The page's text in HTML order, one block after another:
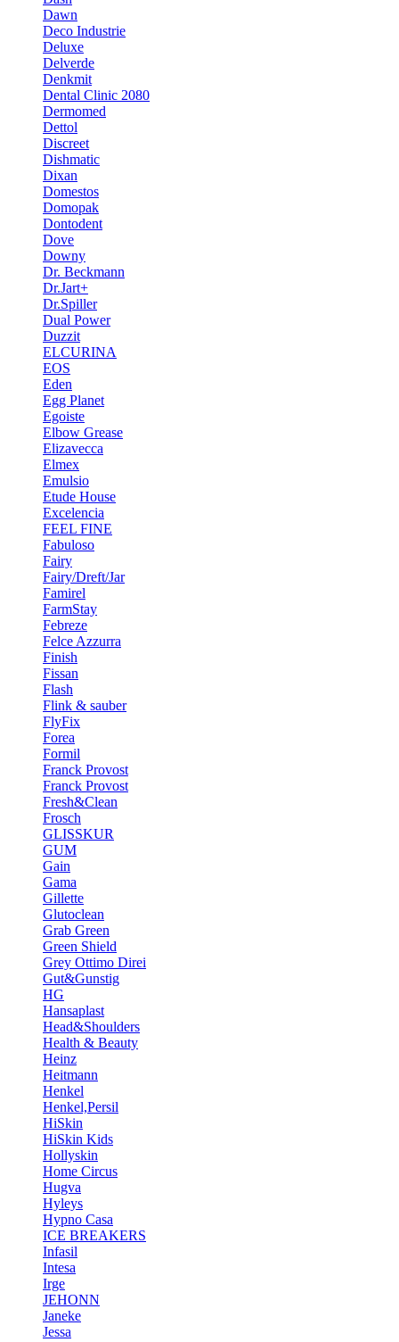
Dawn
Deco Industrie
Deluxe
Delverde
Denkmit
Dental Clinic 2080
Dermomed
Dettol
Discreet
Dishmatic
Dixan
Domestos
Domopak
Dontodent
Dove
Downy
Dr. Beckmann
Dr.Jart+
Dr.Spiller
Dual Power
Duzzit
ELCURINA
EOS
Eden
Egg Planet
Egoiste
Elbow Grease
Elizavecca
Elmex
Emulsio
Etude House
Excelencia
FEEL FINE
Fabuloso
Fairy
Fairy/Dreft/Jar
Famirel
FarmStay
Febreze
Felce Azzurra
Finish
Fissan
Flash
Flink & sauber
FlyFix
Forea
Formil
Franck Provost
Franck Provost
Fresh&Clean
Frosch
GLISSKUR
GUM
Gain
Gama
Gillette
Glutoclean
Grab Green
Green Shield
Grey Ottimo Direi
Gut&Gunstig
HG
Hansaplast
Head&Shoulders
Health & Beauty
Heinz
Heitmann
Henkel
Henkel,Persil
HiSkin
HiSkin Kids
Hollyskin
Home Circus
Hugva
Hyleys
Hypno Casa
ICE BREAKERS
Infasil
Intesa
Irge
JEHONN
Janeke
Jessa